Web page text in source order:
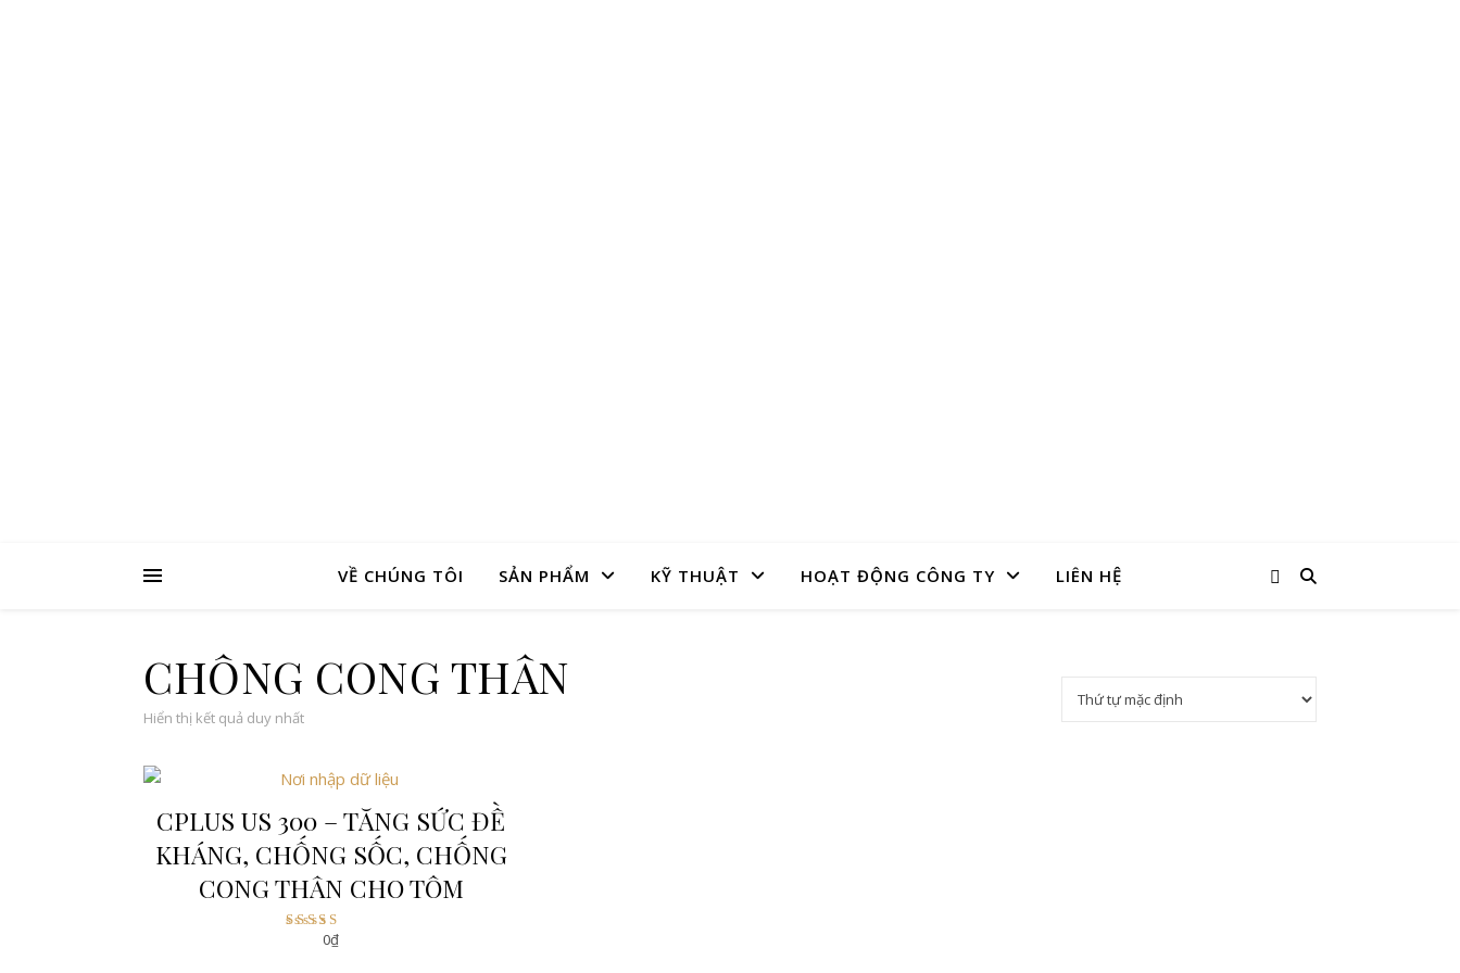
VỀ CHÚNG TÔI SẢN PHẨM KỸ THUẬT HOẠT ĐỘNG CÔNG TY LIÊN HỆ
CHỐNG CONG THÂN
Hiển thị kết quả duy nhất
CPLUS US 300 – TĂNG SỨC ĐỀ
KHÁNG, CHỐNG SỐC, CHỐNG
CONG THÂN CHO TÔM
Được xếp hạng
0₫